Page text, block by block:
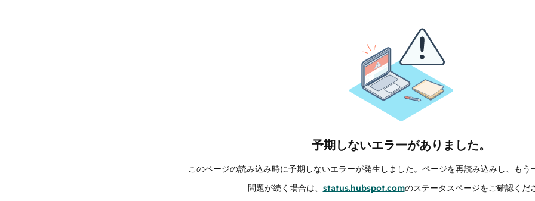
予期しないエラーがありました。
このページの読み込み時に予期しないエラーが発生しました。ページを再読み込みし、もう
問題が続く場合は、 status.hubspot.comのステータスページをご確認くだ